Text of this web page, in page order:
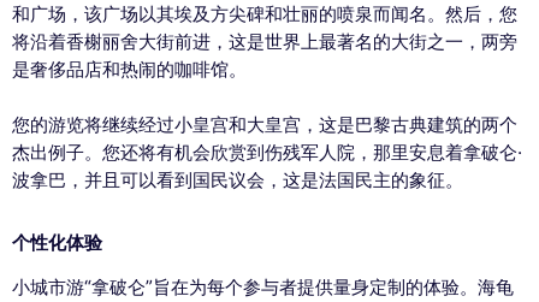
和广场，该广场以其埃及方尖碑和壮丽的喷泉而闻名。然后，您
将沿着香榭丽舍大街前进，这是世界上最著名的大街之一，两旁
是奢侈品店和热闹的咖啡馆。
您的游览将继续经过小皇宫和大皇宫，这是巴黎古典建筑的两个
杰出例子。您还将有机会欣赏到伤残军人院，那里安息着拿破仑·
波拿巴，并且可以看到国民议会，这是法国民主的象征。
个性化体验
小城市游“拿破仑”旨在为每个参与者提供量身定制的体验。海龟